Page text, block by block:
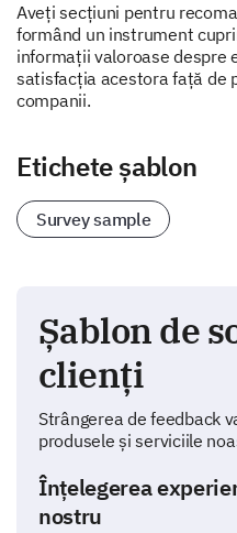
Aveți secțiuni pentru
formând un instrument
informații valoroase despre
satisfacția acestora față de
companii.
Etichete șablon
Survey sample
Șablon de
clienți
Strângerea de feedback
produsele și serviciile
Înțelegerea
nostru